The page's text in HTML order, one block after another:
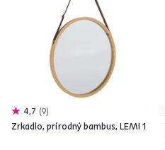
4,7 9
Zrkadlo, prírodný bambus, LEMI 1